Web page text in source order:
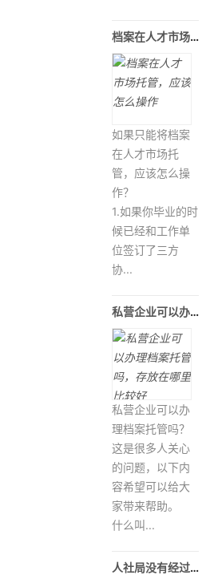
档案在人才市场托管，应该怎么操作
如果只能将档案
在人才市场托
管，应该怎么操
作？
1.如果你毕业的时
候已经和工作单
位签订了三方
协...
私营企业可以办理档案托管吗，存放在
私营企业可以办
理档案托管吗？
这是很多人关心
的问题，以下内
容希望可以给大
家带来帮助。
什么叫...
人社局没有经过我同意调档案